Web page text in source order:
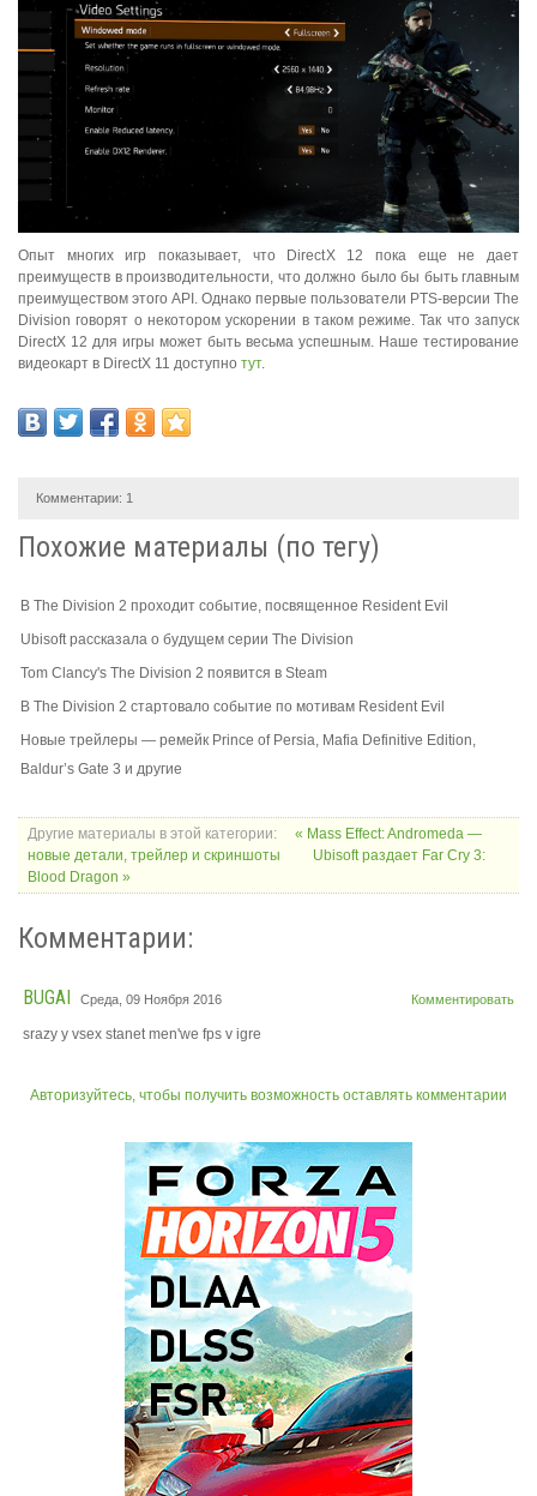
Опыт многих игр показывает, что DirectX 12 пока еще не дает
преимуществ в производительности, что должно было бы быть главным
преимуществом этого API. Однако первые пользователи PTS-версии The
Division говорят о некотором ускорении в таком режиме. Так что запуск
DirectX 12 для игры может быть весьма успешным. Наше тестирование
видеокарт в DirectX 11 доступно тут.
Комментарии: 1
Похожие материалы (по тегу)
В The Division 2 проходит событие, посвященное Resident Evil
Ubisoft рассказала о будущем серии The Division
Tom Clancy's The Division 2 появится в Steam
В The Division 2 стартовало событие по мотивам Resident Evil
Новые трейлеры — ремейк Prince of Persia, Mafia Definitive Edition,
Baldur’s Gate 3 и другие
Другие материалы в этой категории:
« Mass Effect: Andromeda —
новые детали, трейлер и скриншоты
Ubisoft раздает Far Cry 3:
Blood Dragon »
Комментарии:
Комментировать
BUGAI Среда, 09 Ноября 2016
srazy y vsex stanet men'we fps v igre
Авторизуйтесь, чтобы получить возможность оставлять комментарии